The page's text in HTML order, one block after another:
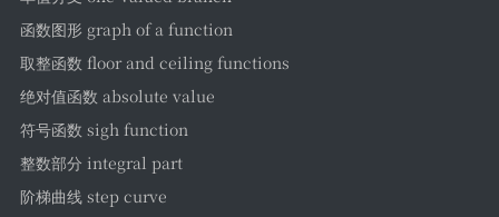
函数图形 graph of a function
取整函数 floor and ceiling functions
绝对值函数 absolute value
符号函数 sigh function
整数部分 integral part
阶梯曲线 step curve